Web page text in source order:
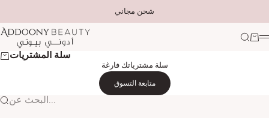
شحن مجاني
Addoony Beauty
بحث
سلة المشتريات
سلة مشترياتك فارغة
متابعة التسوق
البحث عن...